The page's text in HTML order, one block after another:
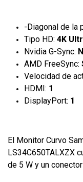
-Diagonal de la
Tipo HD: 4K
Nvidia G-Sync:
AMD FreeSync:
Velocidad de
HDMI: 1
DisplayPort: 1
El Monitor Curvo
LS34C650TALXZX
de 5 W y un